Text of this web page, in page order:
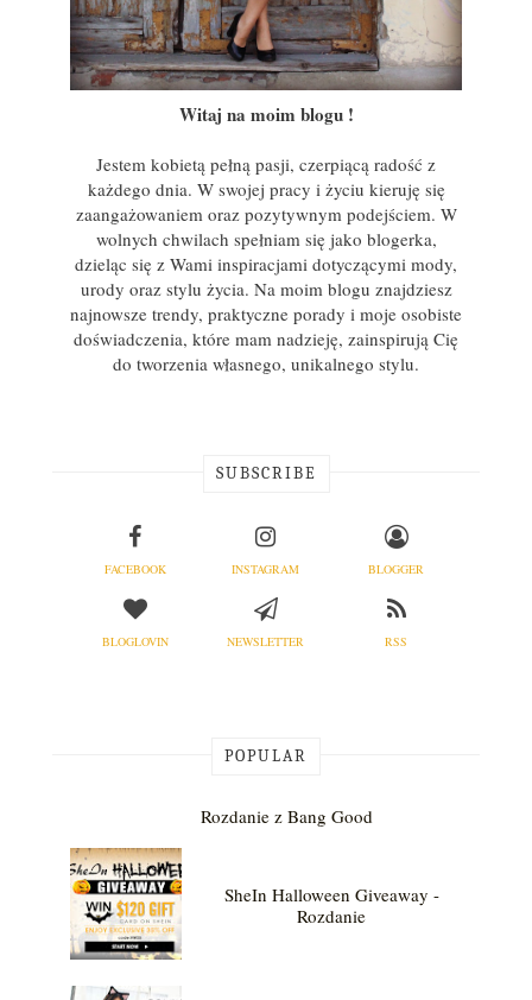
Witaj na moim blogu !
Jestem kobietą pełną pasji, czerpiącą radość z
każdego dnia. W swojej pracy i życiu kieruję się
zaangażowaniem oraz pozytywnym podejściem. W
wolnych chwilach spełniam się jako blogerka,
dzieląc się z Wami inspiracjami dotyczącymi mody,
urody oraz stylu życia. Na moim blogu znajdziesz
najnowsze trendy, praktyczne porady i moje osobiste
doświadczenia, które mam nadzieję, zainspirują Cię
do tworzenia własnego, unikalnego stylu.
SUBSCRIBE
FACEBOOK INSTAGRAM BLOGGER
BLOGLOVIN NEWSLETTER RSS
POPULAR
Rozdanie z Bang Good
SheIn Halloween Giveaway -
Rozdanie